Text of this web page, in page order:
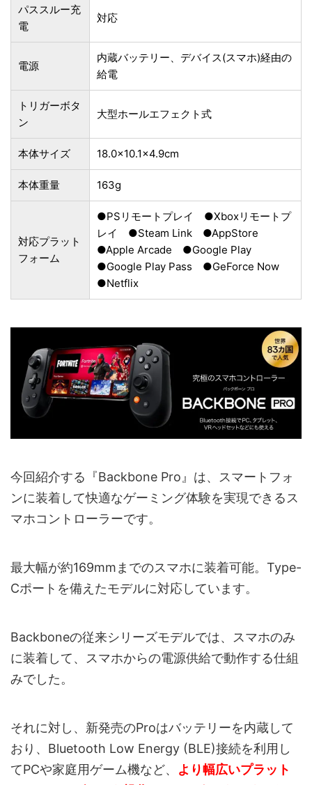
パススルー充
電
対応
電源
内蔵バッテリー、デバイス(スマホ)経由の
給電
トリガーボタ
ン
大型ホールエフェクト式
本体サイズ 18.0×10.1×4.9cm
本体重量 163g
対応プラット
フォーム
●PSリモートプレイ ●Xboxリモートプ
レイ ●Steam Link ●AppStore
●Apple Arcade ●Google Play
●Google Play Pass ●GeForce Now
●Netflix
今回紹介する『Backbone Pro』は、スマートフォ
ンに装着して快適なゲーミング体験を実現できるス
マホコントローラーです。
最大幅が約169mmまでのスマホに装着可能。Type-
Cポートを備えたモデルに対応しています。
Backboneの従来シリーズモデルでは、スマホのみ
に装着して、スマホからの電源供給で動作する仕組
みでした。
それに対し、新発売のProはバッテリーを内蔵して
おり、Bluetooth Low Energy (BLE)接続を利用し
てPCや家庭用ゲーム機など、 より幅広いプラット